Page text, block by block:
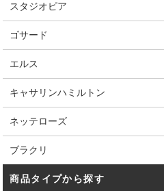
スタジオピア
ゴサード
エルス
キャサリンハミルトン
ネッテローズ
ブラクリ
商品タイプから探す